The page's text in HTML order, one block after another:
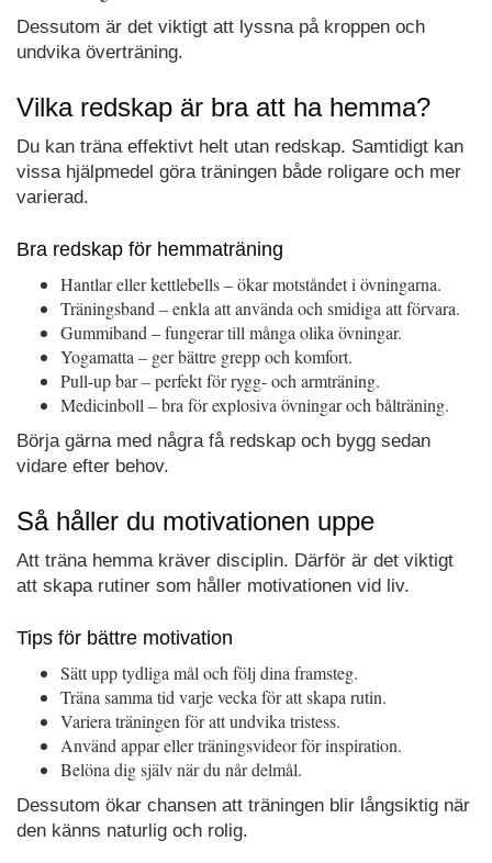
Dessutom är det viktigt att lyssna på kroppen och
undvika överträning.
Vilka redskap är bra att ha hemma?
Du kan träna effektivt helt utan redskap. Samtidigt kan
vissa hjälpmedel göra träningen både roligare och mer
varierad.
Bra redskap för hemmaträning
Hantlar eller kettlebells – ökar motståndet i övningarna.
Träningsband – enkla att använda och smidiga att förvara.
Gummiband – fungerar till många olika övningar.
Yogamatta – ger bättre grepp och komfort.
Pull-up bar – perfekt för rygg- och armträning.
Medicinboll – bra för explosiva övningar och bålträning.
Börja gärna med några få redskap och bygg sedan
vidare efter behov.
Så håller du motivationen uppe
Att träna hemma kräver disciplin. Därför är det viktigt
att skapa rutiner som håller motivationen vid liv.
Tips för bättre motivation
Sätt upp tydliga mål och följ dina framsteg.
Träna samma tid varje vecka för att skapa rutin.
Variera träningen för att undvika tristess.
Använd appar eller träningsvideor för inspiration.
Belöna dig själv när du når delmål.
Dessutom ökar chansen att träningen blir långsiktig när
den känns naturlig och rolig.